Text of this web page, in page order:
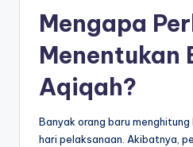
Mengapa
Menentukan
Aqiqah?
Banyak orang baru
hari pelaksanaan. Akibatnya,